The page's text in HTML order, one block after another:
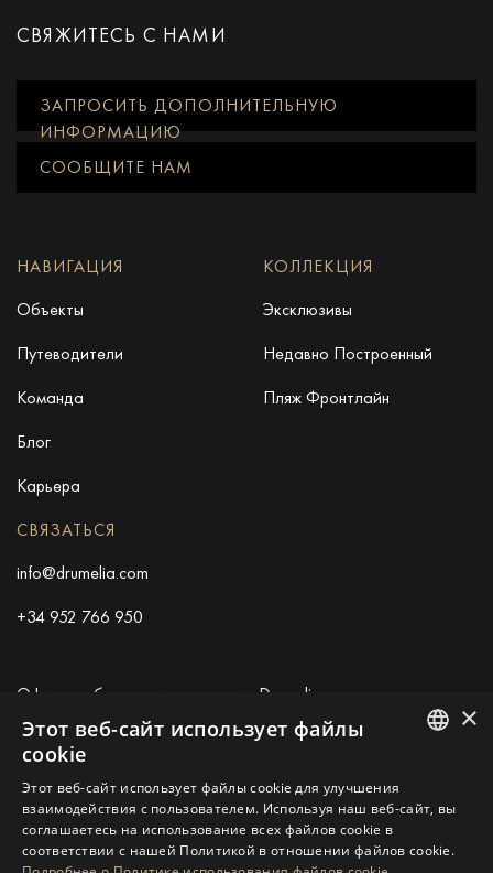
СВЯЖИТЕСЬ С НАМИ
ЗАПРОСИТЬ ДОПОЛНИТЕЛЬНУЮ
ИНФОРМАЦИЮ
СООБЩИТЕ НАМ
НАВИГАЦИЯ
Объекты
Путеводители
Команда
Блог
Карьера
КОЛЛЕКЦИЯ
Эксклюзивы
Недавно Построенный
Пляж Фронтлайн
СВЯЗАТЬСЯ
info@drumelia.com
+34 952 766 950
Офис штаб-квартиры компании Drumelia
Centro de Negocios Puerta de Banus
Edificio B, Local 11
29660 Marbella
+34 952 766 950
info@drumelia.com
SPANISH
GERMAN
×
Этот веб-сайт использует файлы
cookie
Этот веб-сайт использует файлы cookie для улучшения
взаимодействия с пользователем. Используя наш веб-сайт, вы
соглашаетесь на использование всех файлов cookie в
соответствии с нашей Политикой в ​​отношении файлов cookie.